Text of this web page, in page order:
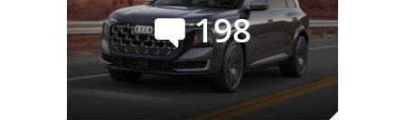
198